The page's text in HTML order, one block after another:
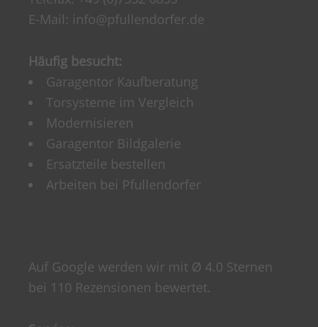
E-Mail: info@pfullendorfer.de
Häufig besucht:
Garagentor Kaufberatung
Torsysteme im Vergleich
Modernisieren
Garagentor Bildgalerie
Ersatzteile bestellen
Arbeiten bei Pfullendorfer
Auf Google werden wir mit Ø 4.0 Sternen
bei 110 Rezensionen bewertet.